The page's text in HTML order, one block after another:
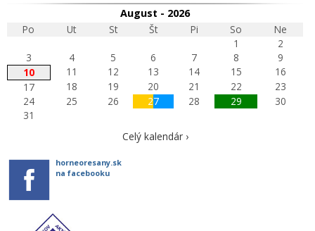
August - 2026
Po
Ut St Št Pi So
Ne
1
2
3
4 5 6 7 8
9
10
11 12 13 14 15
16
17
18 19 20 21 22
23
24
25 26 27 28 29
30
31
Celý kalendár ›
horneoresany.sk
na facebooku